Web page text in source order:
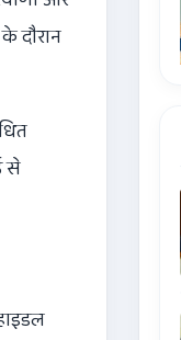
दौरान
से